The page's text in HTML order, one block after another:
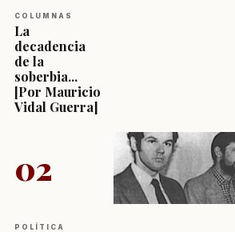
COLUMNAS
La
decadencia
de la
soberbia...
[Por Mauricio
Vidal Guerra]
02
POLÍTICA